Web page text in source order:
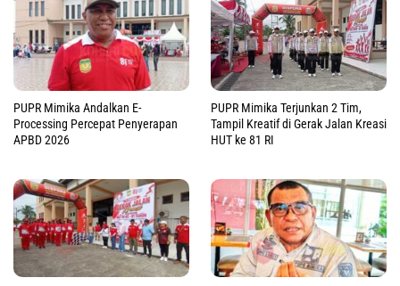
PUPR Mimika Andalkan E-
Processing Percepat Penyerapan
APBD 2026
PUPR Mimika Terjunkan 2 Tim,
Tampil Kreatif di Gerak Jalan Kreasi
HUT ke 81 RI